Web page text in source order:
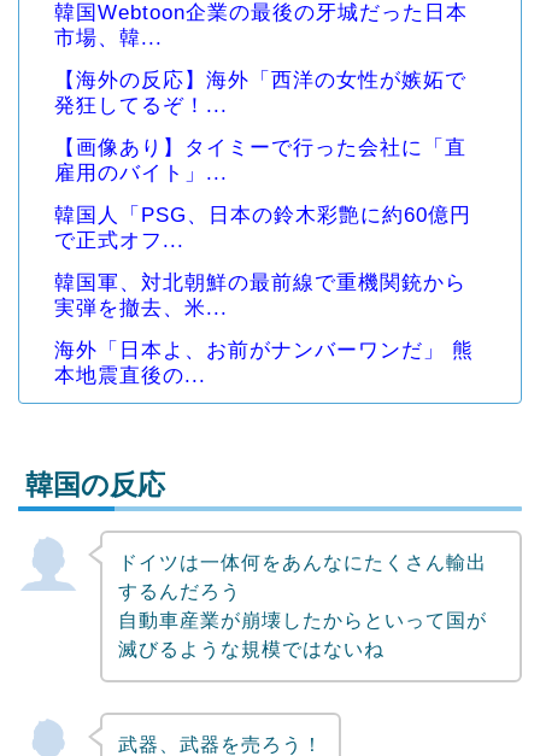
韓国Webtoon企業の最後の牙城だった日本
市場、韓...
【海外の反応】海外「西洋の女性が嫉妬で
発狂してるぞ！...
【画像あり】タイミーで行った会社に「直
雇用のバイト」...
韓国人「PSG、日本の鈴木彩艶に約60億円
で正式オフ...
韓国軍、対北朝鮮の最前線で重機関銃から
実弾を撤去、米...
海外「日本よ、お前がナンバーワンだ」 熊
本地震直後の...
Powered by livedoor 相互RSS
韓国の反応
ドイツは一体何をあんなにたくさん輸出
するんだろう
自動車産業が崩壊したからといって国が
滅びるような規模ではないね
武器、武器を売ろう！